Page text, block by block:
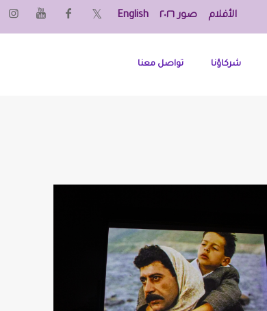
الأفلام صور ٢٠٢٦ English
شركاؤنا تواصل معنا